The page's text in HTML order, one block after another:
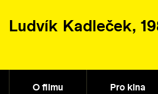
Ludvík Kadleček,
O filmu Pro kina